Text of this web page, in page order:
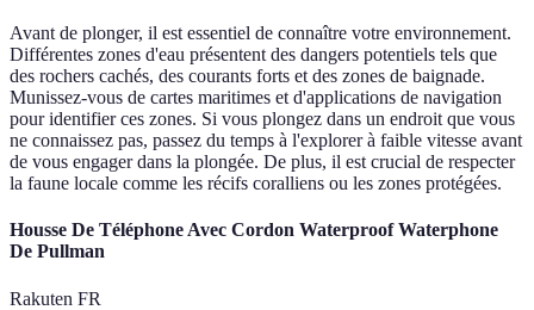
Avant de plonger, il est essentiel de connaître votre environnement.
Différentes zones d'eau présentent des dangers potentiels tels que
des rochers cachés, des courants forts et des zones de baignade.
Munissez-vous de cartes maritimes et d'applications de navigation
pour identifier ces zones. Si vous plongez dans un endroit que vous
ne connaissez pas, passez du temps à l'explorer à faible vitesse avant
de vous engager dans la plongée. De plus, il est crucial de respecter
la faune locale comme les récifs coralliens ou les zones protégées.
Housse De Téléphone Avec Cordon Waterproof Waterphone
De Pullman
Rakuten FR